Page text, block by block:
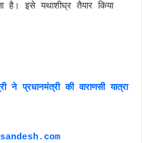
है। इसे यथाशीघ्र तैयार किया
की वाराणसी यात्रा